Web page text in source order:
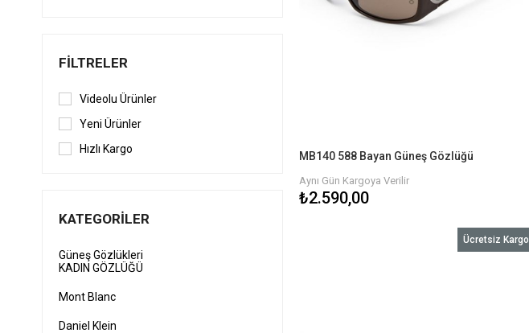
FILTRELER
Videolu Ürünler
Yeni Ürünler
Hızlı Kargo
KATEGORILER
Güneş Gözlükleri
KADIN GÖZLÜĞÜ
Mont Blanc
Daniel Klein
MB140 588 Bayan Güneş Gözlüğü
Aynı Gün Kargoya Verilir
₺2.590,00
Ücretsiz Kargo